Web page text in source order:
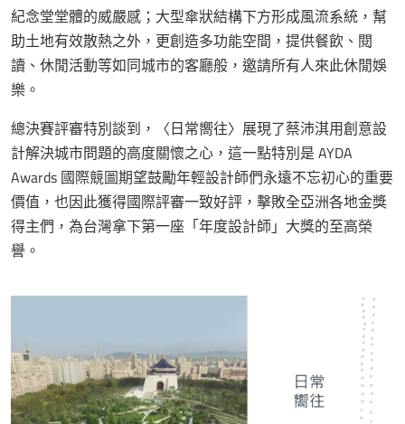
紀念堂堂體的威嚴感；大型傘狀結構下方形成風流系統，幫
助土地有效散熱之外，更創造多功能空間，提供餐飲、閱
讀、休閒活動等如同城市的客廳般，邀請所有人來此休閒娛
樂。
總決賽評審特別談到，〈日常嚮往〉展現了蔡沛淇用創意設
計解決城市問題的高度關懷之心，這一點特別是 AYDA
Awards 國際競圖期望鼓勵年輕設計師們永遠不忘初心的重要
價值，也因此獲得國際評審一致好評，擊敗全亞洲各地金獎
得主們，為台灣拿下第一座「年度設計師」大獎的至高榮
譽。